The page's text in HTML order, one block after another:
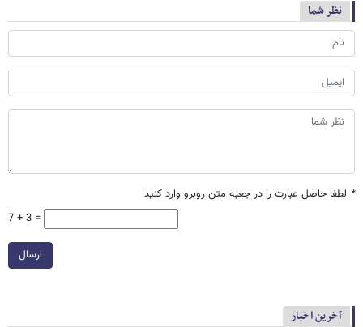
نظر شما
* لطفا حاصل عبارت را در جعبه متن روبرو وارد کنید
7 + 3 =
ارسال
آخرین اخبار